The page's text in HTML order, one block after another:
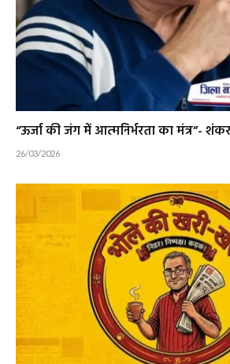
“ऊर्जा की जंग में आत्मनिर्भरता का मंत्र”-
26/03/2026